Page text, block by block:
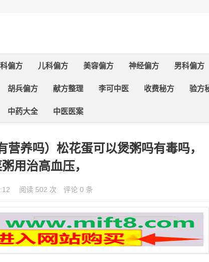
偏方 儿科偏方 美容偏方 神经偏方 男科偏方
胡兵偏方 献方整理 李可中医 收费秘方 验方
中药大全 中医医案
养吗）松花蛋可以煲粥吗有毒吗，
用治高血压，
阅读 502 次 评论 0 条